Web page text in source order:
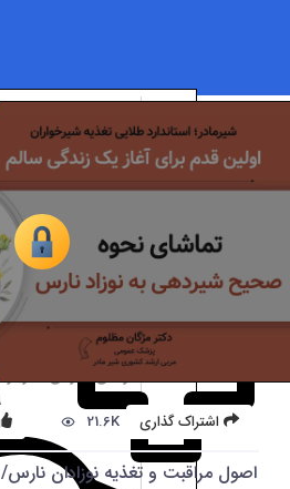
اشتراک گذاری 21.6K
اصول مراقبت و تغذیه نوزادان نارس/ 3